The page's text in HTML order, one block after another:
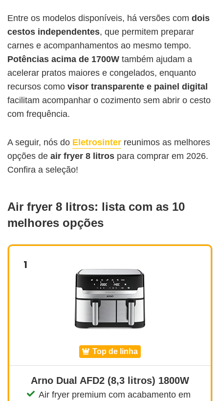
Entre os modelos disponíveis, há versões com dois
cestos independentes, que permitem preparar
carnes e acompanhamentos ao mesmo tempo.
Potências acima de 1700W também ajudam a
acelerar pratos maiores e congelados, enquanto
recursos como visor transparente e painel digital
facilitam acompanhar o cozimento sem abrir o cesto
com frequência.
A seguir, nós do Eletrosinter reunimos as melhores
opções de air fryer 8 litros para comprar em 2026.
Confira a seleção!
Air fryer 8 litros: lista com as 10
melhores opções
1
top de linha
Arno Dual AFD2 (8,3 litros) 1800W
Air fryer premium com acabamento em